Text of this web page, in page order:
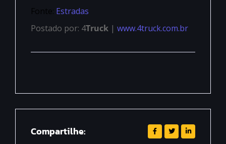
Fonte: Estradas
Postado por: 4Truck | www.4truck.com.br
Compartilhe: